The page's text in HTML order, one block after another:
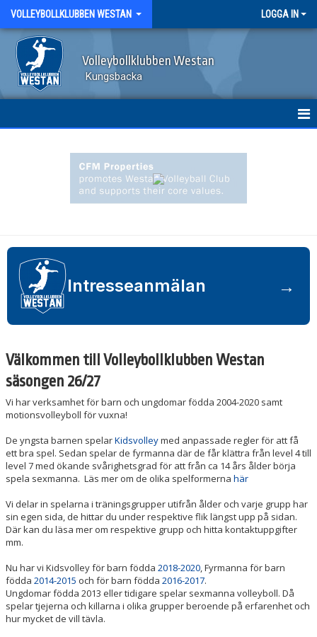
VOLLEYBOLLKLUBBEN WESTAN LOGGA IN
Volleybollklubben Westan
Kungsbacka
KLUBBINFO OCH STYRELSE
SPELFORMER I VÅR VERKSAMHET
KLUBBSHOP
KALENDER
VÄRDEFULLT I WESTAN
Intresseanmälan →
Välkommen till Volleybollklubben Westan
säsongen 26/27
Vi har verksamhet för barn och ungdomar födda 2004-2020 samt
motionsvolleyboll för vuxna!
De yngsta barnen spelarKidsvolleymed anpassade regler för att få
ett bra spel. Sedan spelar de fyrmanna där de får klättra från level 4 till
level 7 med ökande svårighetsgrad för att från ca 14 års ålder börja
spela sexmanna. Läs mer om de olika spelformerna här
Vi delar in spelarna i träningsgrupper utifrån ålder och varje grupp har
sin egen sida, de hittar du under respektive flik längst upp på sidan.
Där kan du läsa mer om respektive grupp och hitta kontaktuppgifter
mm.
Nu har vi Kidsvolley för barn födda 2018-2020, Fyrmanna för barn
födda 2014-2015 och för barn födda 2016-2017.
Ungdomar födda 2013 eller tidigare spelar sexmanna volleyboll. Då
spelar tjejerna och killarna i olika grupper beroende på erfarenhet och
hur mycket de vill tävla.